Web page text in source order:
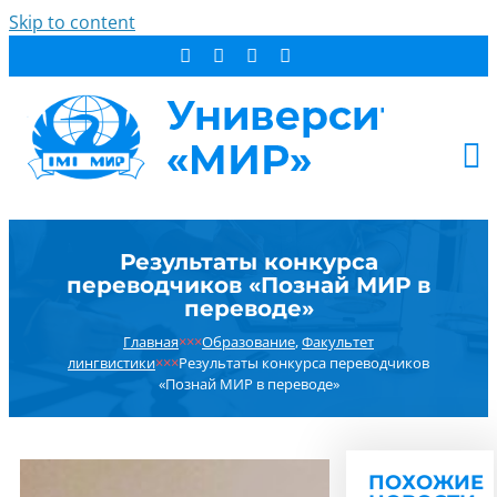
Skip to content
ДОПОБРАЗОВАНИЕ
ОБ УНИВЕРСИТЕТЕ
НОВОСТИ
РЕЗУЛЬТАТ ПОИСКА:
Результаты конкурса
переводчиков «Познай МИР в
переводе»
Главная×××Образование,Факультет
лингвистики×××Результаты конкурса переводчиков
«Познай МИР в переводе»
ПОХОЖИЕ